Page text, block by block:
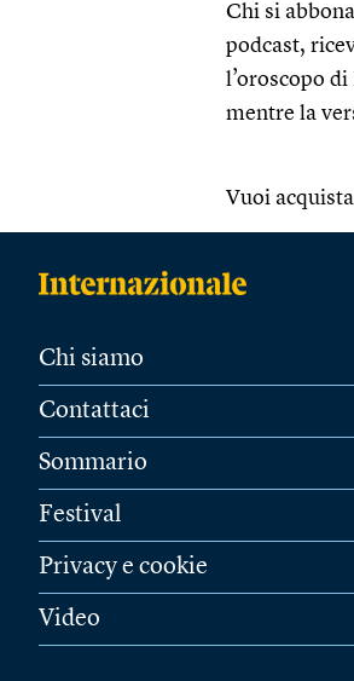
Chi si
podcast,
l’oroscopo
mentre la
Vuoi
Chi siamo
Contattaci
Sommario
Festival
Privacy e cookie
Video